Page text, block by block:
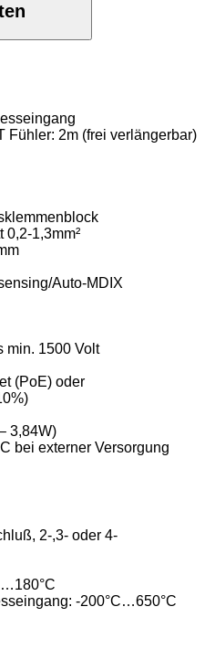
Fühler: 2m (frei verlängerbar)
0,2-1,3mm²
Auto-MDIX
min. 1500 Volt
(PoE) oder
3,84W)
bei externer Versorgung
2-,3- oder 4-
-200°C…650°C